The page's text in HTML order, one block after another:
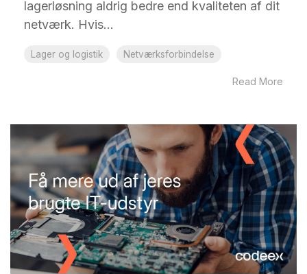
lagerløsning aldrig bedre end kvaliteten af dit
netværk. Hvis...
Lager og logistik Netværksforbindelse
Read More